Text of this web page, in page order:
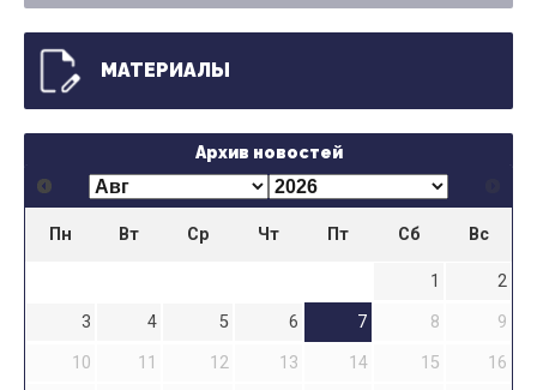
МАТЕРИАЛЫ
Архив новостей
Пн Вт Ср Чт Пт Сб Вс
1
2
3
4 5 6 7 8
9
10
11 12 13 14 15
16